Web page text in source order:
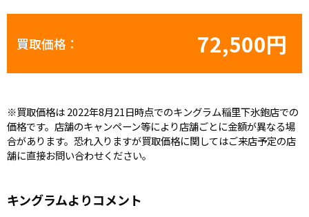
買取価格： 72,500円
※買取価格は 2022年8月21日時点でのキングラム稲里下氷鉋店での
価格です。店舗のキャンペーン等により店舗ごとに金額が異なる場
合があります。恐れ入りますが買取価格に関してはご来店予定の店
舗に直接お問い合わせください。
キングラムよりコメント